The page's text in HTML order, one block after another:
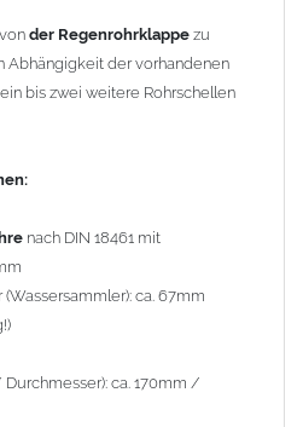
Verschlußkappe ist
desLaubkorbesin den
Vereisungen verhindert.
zum Füllen von Regentonnen
in Kunststoffrohre
Kontaktkorrosion
Aluminium oder verzinkten
werden. Diese Metalle werden
der Regenrohrklappe zu
Abhängigkeit der vorhandenen
bis zwei weitere Rohrschellen
nach DIN 18461 mit
ca. 67mm
ca. 170mm /